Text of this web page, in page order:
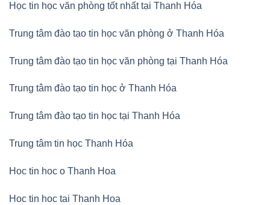
Học tin học văn phòng tốt nhất tại Thanh Hóa
Trung tâm đào tạo tin học văn phòng ở Thanh Hóa
Trung tâm đào tạo tin học văn phòng tại Thanh Hóa
Trung tâm đào tạo tin học ở Thanh Hóa
Trung tâm đào tạo tin học tại Thanh Hóa
Trung tâm tin học Thanh Hóa
Hoc tin hoc o Thanh Hoa
Hoc tin hoc tai Thanh Hoa